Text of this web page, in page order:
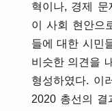
혁이나, 경제
이 사회 현안으
들에 대한 시민
비슷한 의견을
형성하였다. 이
2020 총선의 결